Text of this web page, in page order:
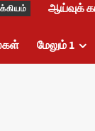
ஆய்வுக்
மேலும் 1